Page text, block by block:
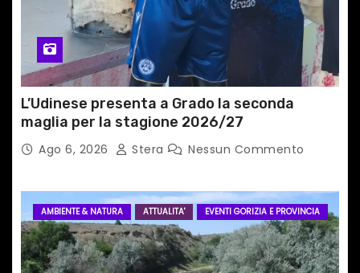
i
L’Udinese presenta a Grado la seconda
maglia per la stagione 2026/27
Ago 6, 2026 Stera Nessun Commento
AMBIENTE & NATURA ATTUALITA' EVENTI GORIZIA E PROVINCIA